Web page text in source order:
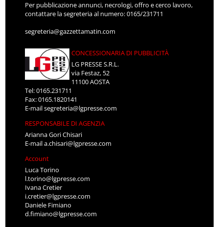
Per pubblicazione annunci, necrologi, offro e cerco lavoro,
contattare la segreteria al numero: 0165/231711
segreteria@gazzettamatin.com
CONCESSIONARIA DI PUBBLICITÀ
LG PRESSE S.R.L.
via Festaz, 52
11100 AOSTA
Tel: 0165.231711
Fax: 0165.1820141
E-mailsegreteria@lgpresse.com
RESPONSABILE DI AGENZIA
Arianna Gori Chisari
E-maila.chisari@lgpresse.com
Account
Luca Torino
l.torino@lgpresse.com
Ivana Cretier
i.cretier@lgpresse.com
Daniele Fimiano
d.fimiano@lgpresse.com